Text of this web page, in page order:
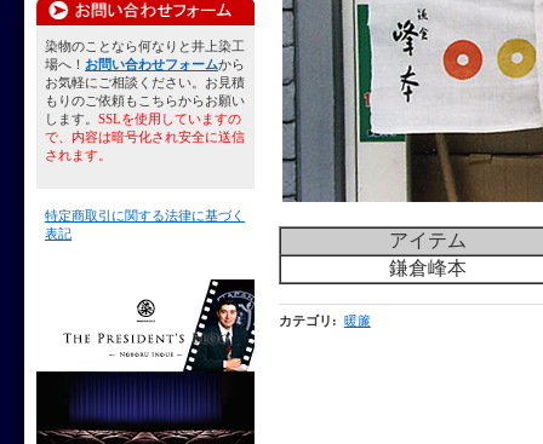
アイテム
鎌倉峰本
カテゴリ : 暖簾
染物のことなら何なりと井上染工
場へ！ お問い合わせフォームから
お気軽にご相談ください。お見積
もりのご依頼もこちらからお願い
します。 SSLを使用していますの
で、内容は暗号化され安全に送信
されます。
特定商取引に関する法律に基づく
表記